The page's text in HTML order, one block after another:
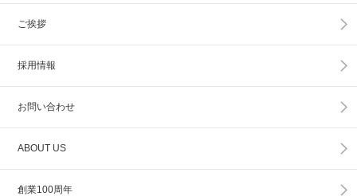
ご挨拶
採用情報
お問い合わせ
ABOUT US
創業100周年